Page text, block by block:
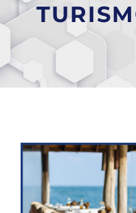
Ver
imagen
más